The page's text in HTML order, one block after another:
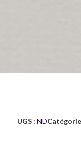
UGS : ND